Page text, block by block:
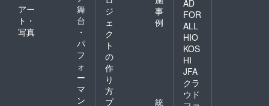
アー
ト・
写真
舞
台
・
パ
フ
ォ
ー
マ
ン
ジ
ェ
ク
ト
の
作
り
方
事
例
プ
統
AD
FOR
ALL
HIO
KOS
HI
JFA
クラ
ウド